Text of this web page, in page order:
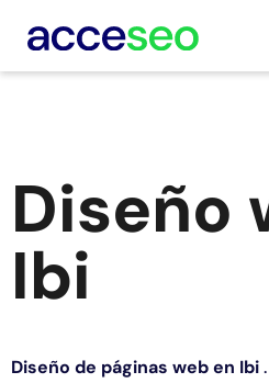
Diseño
Ibi
Diseño de páginas web en Ibi